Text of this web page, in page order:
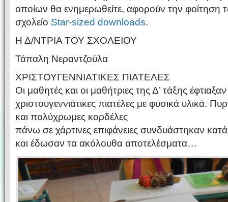
οποίων θα ενημερωθείτε, αφορούν την φοίτηση
σχολείο Star-sized downloads.
Η Δ/ΝΤΡΙΑ ΤΟΥ ΣΧΟΛΕΙΟΥ
Τάπαλη Νεραντζούλα
ΧΡΙΣΤΟΥΓΕΝΝΙΑΤΙΚΕΣ ΠΙΑΤΕΛΕΣ
Οι μαθητές και οι μαθήτριες της Δ’ τάξης έφτιαξαν
χριστουγεννιάτικες πιατέλες με φυσικά υλικά.
και πολύχρωμες κορδέλες
πάνω σε χάρτινες επιφάνειες συνδυάστηκαν
και έδωσαν τα ακόλουθα αποτελέσματα…